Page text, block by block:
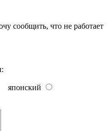
сообщить, что не работает
японский